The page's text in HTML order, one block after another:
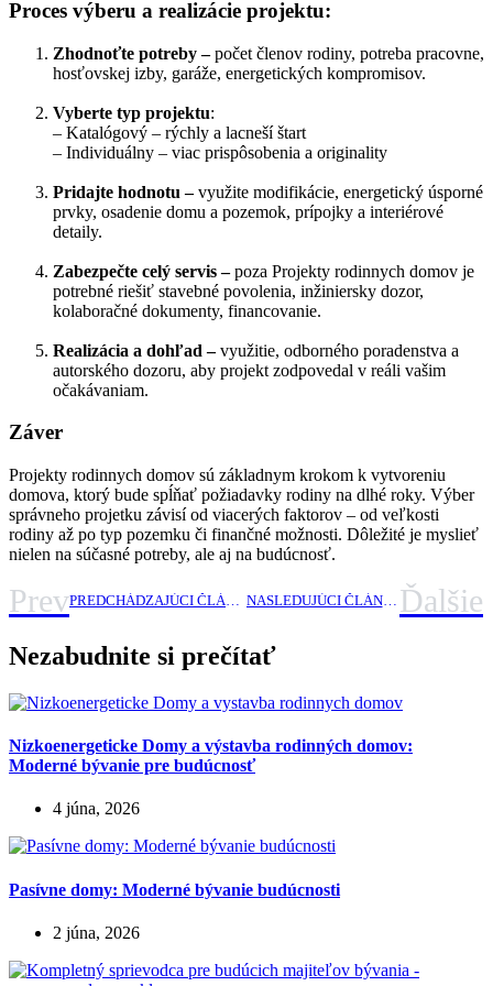
Proces výberu a realizácie projektu:
Zhodnoťte potreby –počet členov rodiny, potreba pracovne,
hosťovskej izby, garáže, energetických kompromisov.
Vyberte typ projektu:
– Katalógový – rýchly a lacneší štart
– Individuálny – viac prispôsobenia a originality
Pridajte hodnotu –využite modifikácie, energetický úsporné
prvky, osadenie domu a pozemok, prípojky a interiérové
detaily.
Zabezpečte celý servis –poza Projekty rodinnych domov je
potrebné riešiť stavebné povolenia, inžiniersky dozor,
kolaboračné dokumenty, financovanie.
Realizácia a dohľad –využitie, odborného poradenstva a
autorského dozoru, aby projekt zodpovedal v reáli vašim
očakávaniam.
Záver
Projekty rodinnych domov sú základnym krokom k vytvoreniu
domova, ktorý bude spĺňať požiadavky rodiny na dlhé roky. Výber
správneho projetku závisí od viacerých faktorov – od veľkosti
rodiny až po typ pozemku či finančné možnosti. Dôležité je myslieť
nielen na súčasné potreby, ale aj na budúcnosť.
Prev NASLEDUJÚCI ČLÁNOK Ďalšie
Nezabudnite si prečítať
Nizkoenergeticke Domy a výstavba rodinných domov:
Moderné bývanie pre budúcnosť
4 júna, 2026
Pasívne domy: Moderné bývanie budúcnosti
2 júna, 2026